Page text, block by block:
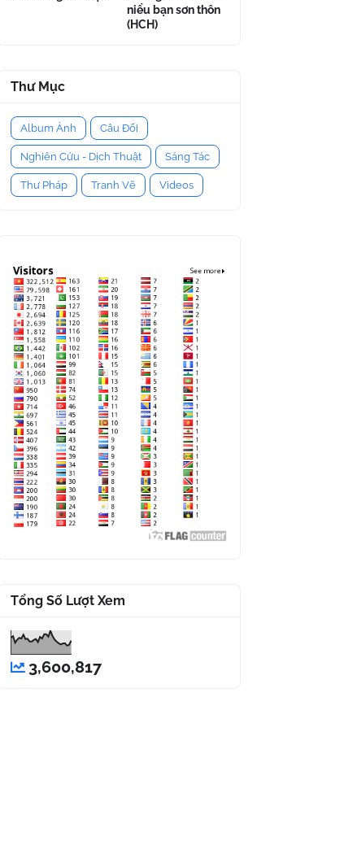
niểu bạn sơn thôn
(HCH)
Thư Mục
Album Ảnh Câu Đối
Nghiên Cứu - Dịch Thuật Sáng Tác
Thư Pháp Tranh Vẽ Videos
Tổng Số Lượt Xem
3,600,817